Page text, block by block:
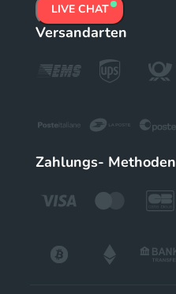
LIVE CHAT
Versandarten
Zahlungs- Methoden